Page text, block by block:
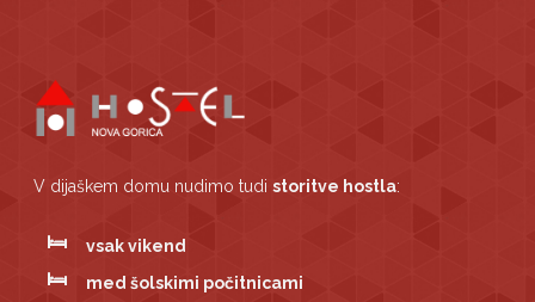
V dijaškem domu nudimo tudistoritve hostla:
vsak vikend
med šolskimi počitnicami